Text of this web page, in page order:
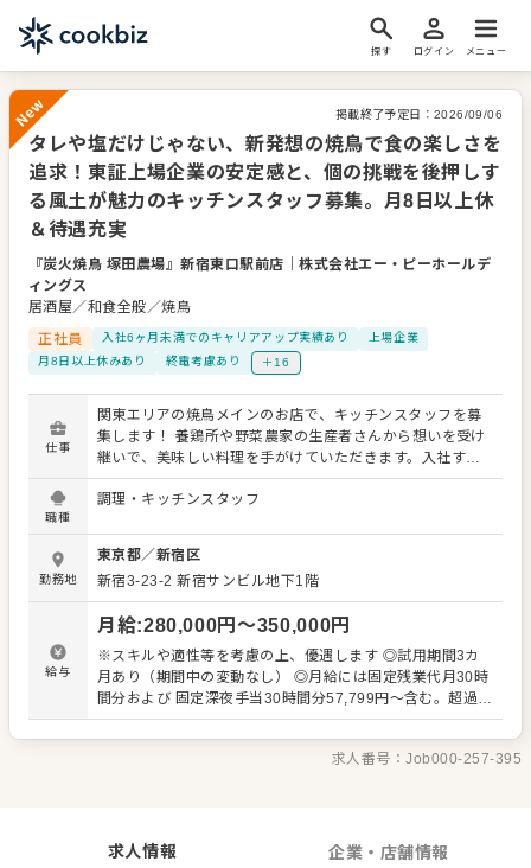
探す ログイン メニュー
New
掲載終了予定日： 2026/09/06
タレや塩だけじゃない、新発想の焼鳥で食の楽しさを
追求！東証上場企業の安定感と、個の挑戦を後押しす
る風土が魅力のキッチンスタッフ募集。月8日以上休
＆待遇充実
『炭火焼鳥 塚田農場』新宿東口駅前店 ｜株式会社エー・ピーホールデ
ィングス
居酒屋／和食全般／焼鳥
正社員
入社6ヶ月未満でのキャリアアップ実績あり
上場企業
月8日以上休みあり
終電考慮あり ＋16
仕事
関東エリアの焼鳥メインのお店で、キッチンスタッフを募
集します！ 養鶏所や野菜農家の生産者さんから想いを受け
継いで、美味しい料理を手がけていただきます。入社すぐ
でもやってみたいことにどんどんチャレンジ可能です！ ■
体験型の店舗を展開 株式会社エー・ピーホールディングス
CREATIVE FIRM」を目指しています。 胃袋を満たすため
だけの目的型店舗ではなく、サービスや空間、さらに料理
の素材についてのストーリー性などをそこにプラスし、お
腹を満たすだけではなく、食事を通して非現実的な空間を
味わっていただく体験型の店舗として運営をおこなってい
ます。 ■ストーリー性のある料理を提供 魚業態であれば漁
師さん、鶏業態であれば地鶏や野菜の農家さんなど、それ
ぞれの生産者さんとの密な関係性を築いていることが当社
っかり受け入れる機会もありますし、SNSで生産者さんと
直接つながっている店舗もあり、良い素材が入った時にお
またSNSを通じて生産者さんに返す。そういったサイクル
が構築できているからこそ、他にはないような料理の提供
職種
調理・キッチンスタッフ
勤務地
東京都／新宿区
新宿3-23-2 新宿サンビル地下1階
給与
月給:280,000円〜350,000円
※スキルや適性等を考慮の上、優遇します ◎試用期間3カ
月あり（期間中の変動なし） ◎月給には固定残業代月30時
間分および 固定深夜手当30時間分57,799円～含む。超過分
は別途支給。 ＜給与例＞ 飲食店でのマネジメント経験あり
／40歳：月給35万円 飲食店でのリーダー経験あり／30
歳：月給30万円 飲食店での勤務経験あり／25歳：月給28
求人番号：Job000-257-395
求人情報 企業・店舗情報